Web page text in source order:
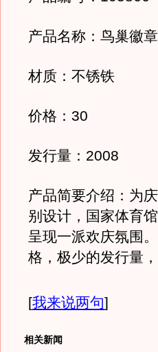
产品名称：鸟巢徽
材质：不锈铁
价格：30
发行量：2008
产品简要介绍：为
别设计，国家体育
呈现一派欢庆氛围
格，极少的发行量
[我来说两句]
相关新闻